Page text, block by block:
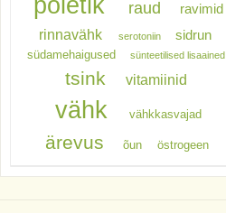
raud ravimid
rinnavähk serotoniin sidrun
südamehaigused sünteetilised lisaained
tsink vitamiinid
vähk vähkkasvajad
ärevus õun östrogeen